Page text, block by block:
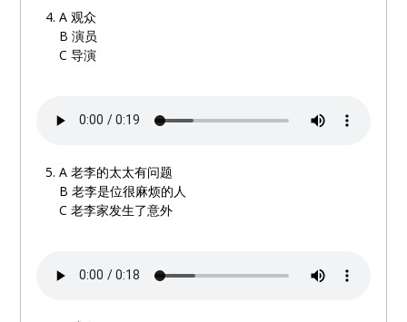
A 观众
B 演员
C 导演
A 老李的太太有问题
B 老李是位很麻烦的人
C 老李家发生了意外